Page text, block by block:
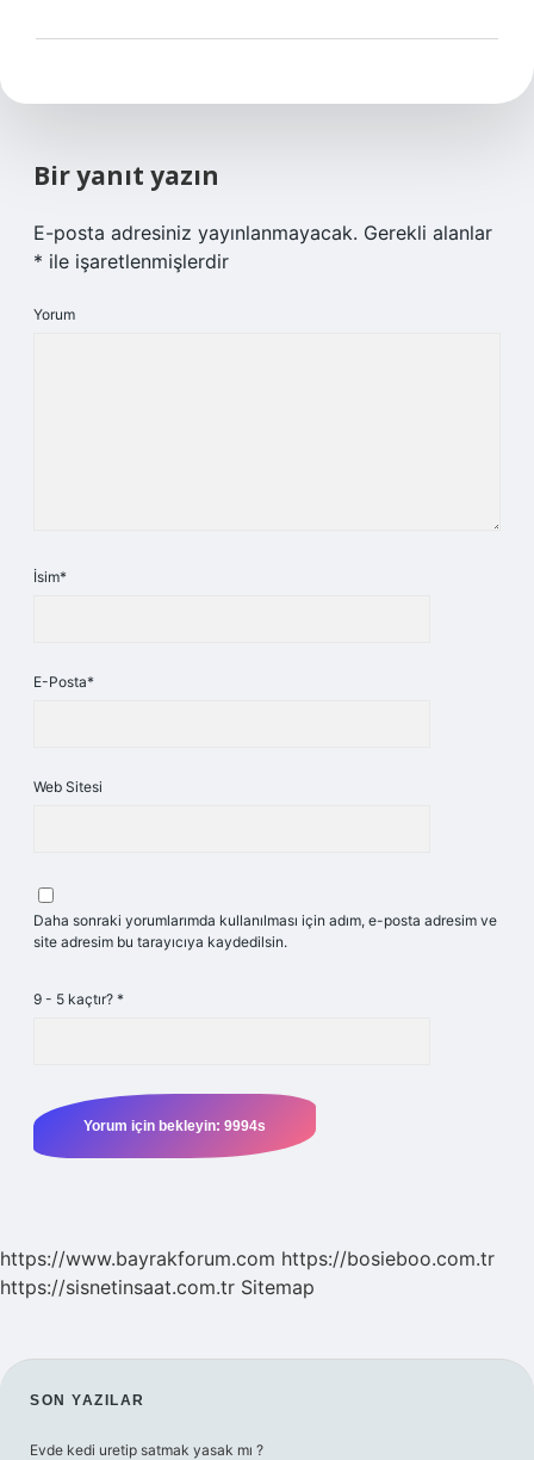
Bir yanıt yazın
E-posta adresiniz yayınlanmayacak. Gerekli alanlar
* ile işaretlenmişlerdir
Yorum
İsim*
E-Posta*
Web Sitesi
Daha sonraki yorumlarımda kullanılması için adım, e-posta adresim ve
site adresim bu tarayıcıya kaydedilsin.
9 - 5 kaçtır? *
https://www.bayrakforum.com https://bosieboo.com.tr
https://sisnetinsaat.com.tr Sitemap
SIDEBAR
SON YAZILAR
Evde kedi uretip satmak yasak mı ?